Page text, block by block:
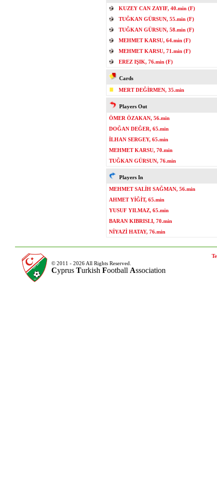
KUZEY CAN ZAYIF, 40.min (F)
TUĞKAN GÜRSUN, 55.min (F)
TUĞKAN GÜRSUN, 58.min (F)
MEHMET KARSU, 64.min (F)
MEHMET KARSU, 71.min (F)
EREZ IŞIK, 76.min (F)
Cards
MERT DEĞİRMEN, 35.min
Players Out
ÖMER ÖZAKAN, 56.min
DOĞAN DEĞER, 65.min
İLHAN SERGEY, 65.min
MEHMET KARSU, 70.min
TUĞKAN GÜRSUN, 76.min
Players In
MEHMET SALİH SAĞMAN, 56.min
AHMET YİĞİT, 65.min
YUSUF YILMAZ, 65.min
BARAN KIBRISLI, 70.min
NİYAZİ HATAY, 76.min
© 2011 - 2026 All Rights Reserved.
Cyprus Turkish Football Association